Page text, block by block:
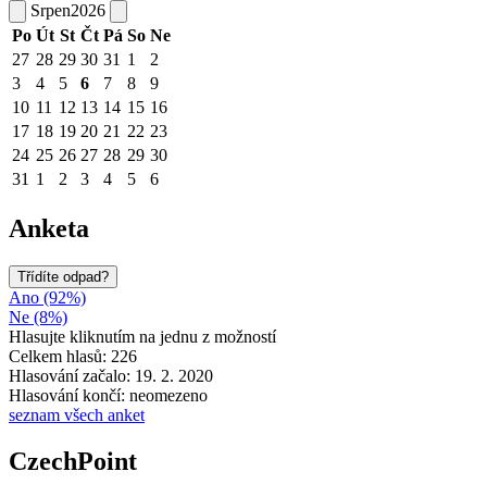
Srpen2026
Po Út St Čt Pá So Ne
27 28 29 30 31 1
2
3
4 5 6 7 8
9
10 11 12 13 14 15 16
17 18 19 20 21 22 23
24 25 26 27 28 29 30
31 1 2 3 4 5 6
Anketa
Třídíte odpad?
Ano (92%)
Ne (8%)
Hlasujte kliknutím na jednu z možností
Celkem hlasů: 226
Hlasování začalo: 19. 2. 2020
Hlasování končí: neomezeno
seznam všech anket
CzechPoint